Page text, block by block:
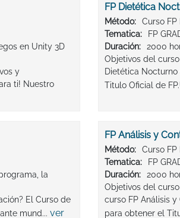
en Unity 3D
y
ti! Nuestro
FP Dietética
Método:
Curso FP
Tematica:
FP
Duración:
2000
Objetivos del
Dietética
Titulo Oficial de
la
El Curso de
mund... ver
FP Análisis y
Método:
Curso FP
Tematica:
FP
Duración:
2000
Objetivos del
curso FP Análisis
para obtener el